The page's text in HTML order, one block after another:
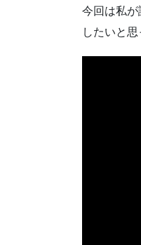
今回は私
したいと